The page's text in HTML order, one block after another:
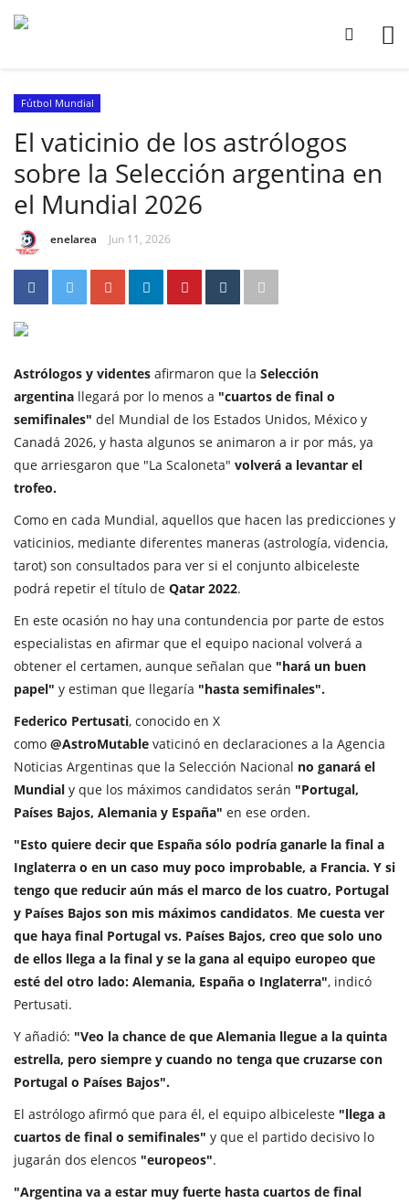
Fútbol Mundial
El vaticinio de los astrólogos
sobre la Selección argentina en
el Mundial 2026
enelarea Jun 11, 2026
Astrólogos y videntes afirmaron que la Selección
argentina llegará por lo menos a "cuartos de final o
semifinales" del Mundial de los Estados Unidos, México y
Canadá 2026, y hasta algunos se animaron a ir por más, ya
que arriesgaron que "La Scaloneta" volverá a levantar el
trofeo.
Como en cada Mundial, aquellos que hacen las predicciones y
vaticinios, mediante diferentes maneras (astrología, videncia,
tarot) son consultados para ver si el conjunto albiceleste
podrá repetir el título de Qatar 2022.
En este ocasión no hay una contundencia por parte de estos
especialistas en afirmar que el equipo nacional volverá a
obtener el certamen, aunque señalan que "hará un buen
papel" y estiman que llegaría "hasta semifinales".
Federico Pertusati, conocido en X
como @AstroMutable vaticinó en declaraciones a la Agencia
Noticias Argentinas que la Selección Nacional no ganará el
Mundial y que los máximos candidatos serán "Portugal,
Países Bajos, Alemania y España" en ese orden.
"Esto quiere decir que España sólo podría ganarle la final a
Inglaterra o en un caso muy poco improbable, a Francia. Y si
tengo que reducir aún más el marco de los cuatro, Portugal
y Países Bajos son mis máximos candidatos. Me cuesta ver
que haya final Portugal vs. Países Bajos, creo que solo uno
de ellos llega a la final y se la gana al equipo europeo que
esté del otro lado: Alemania, España o Inglaterra", indicó
Pertusati.
Y añadió: "Veo la chance de que Alemania llegue a la quinta
estrella, pero siempre y cuando no tenga que cruzarse con
Portugal o Países Bajos".
El astrólogo afirmó que para él, el equipo albiceleste "llega a
cuartos de final o semifinales" y que el partido decisivo lo
jugarán dos elencos "europeos".
"Argentina va a estar muy fuerte hasta cuartos de final